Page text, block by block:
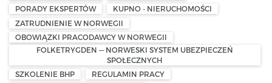
PORADY EKSPERTÓW
KUPNO - NIERUCHOMOŚCI
ZATRUDNIENIE W NORWEGII
OBOWIĄZKI PRACODAWCY W NORWEGII
FOLKETRYGDEN — NORWESKI SYSTEM UBEZPIECZEŃ
SPOŁECZNYCH
SZKOLENIE BHP
REGULAMIN PRACY